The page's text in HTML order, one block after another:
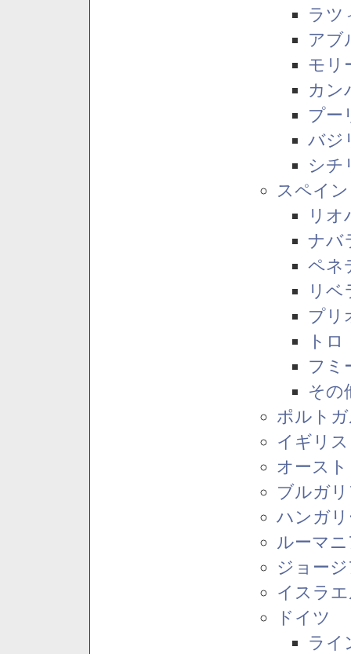
ラツ
アブ
モリ
カン
プー
バジ
シチ
スペイン
リオ
ナバ
ペネ
リベ
プリ
トロ
フミ
その
ポルト
イギリス
オース
ブルガ
ハンガ
ルーマ
ジョー
イスラ
ドイツ
ライ